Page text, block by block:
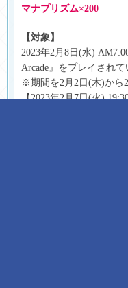
マナプリズム×200
【対象】
2023年2月8日(水)
Arcade』をプレイされ
※期間を2月2日(木)から
【2023年2月7日(火)